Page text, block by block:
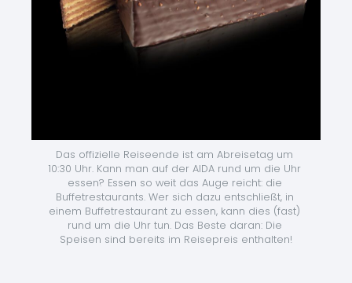
Das offizielle Reiseende ist am Abreisetag um
10:30 Uhr. Kann man auf der AIDA rund um die Uhr
essen? Essen so weit das Auge reicht: die
Buffetrestaurants. Wer sich dazu entschließt, in
einem Buffetrestaurant zu essen, kann dies (fast)
rund um die Uhr tun. Das Beste daran: Die
Speisen sind bereits im Reisepreis enthalten!